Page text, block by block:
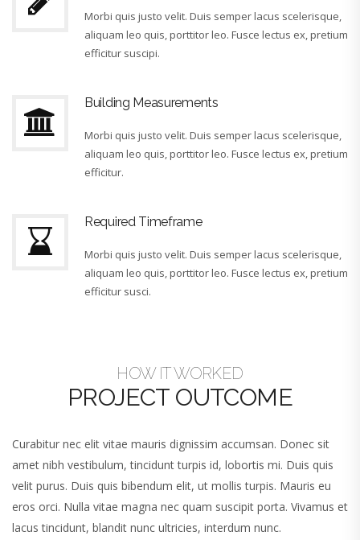
Morbi quis justo velit. Duis semper lacus scelerisque,
aliquam leo quis, porttitor leo. Fusce lectus ex, pretium
efficitur suscipi.
Building Measurements
Morbi quis justo velit. Duis semper lacus scelerisque,
aliquam leo quis, porttitor leo. Fusce lectus ex, pretium
efficitur.
Required Timeframe
Morbi quis justo velit. Duis semper lacus scelerisque,
aliquam leo quis, porttitor leo. Fusce lectus ex, pretium
efficitur susci.
HOW IT WORKED
PROJECT OUTCOME
Curabitur nec elit vitae mauris dignissim accumsan. Donec sit
amet nibh vestibulum, tincidunt turpis id, lobortis mi. Duis quis
velit purus. Duis quis bibendum elit, ut mollis turpis. Mauris eu
eros orci. Nulla vitae magna nec quam suscipit porta. Vivamus et
lacus tincidunt, blandit nunc ultricies, interdum nunc.